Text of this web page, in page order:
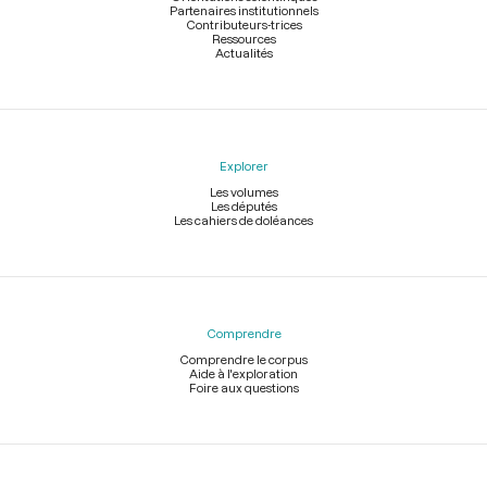
Partenaires institutionnels
Contributeurs-trices
Ressources
Actualités
Explorer
Les volumes
Les députés
Les cahiers de doléances
Comprendre
Comprendre le corpus
Aide à l'exploration
Foire aux questions